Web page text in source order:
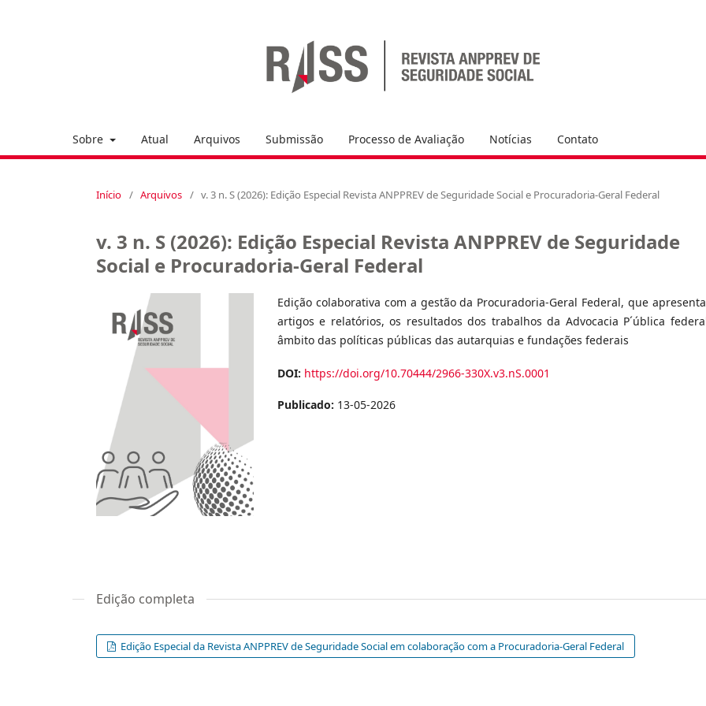
Sobre Atual Arquivos Submissão Processo de Avaliação Notícias Contato
Início / Arquivos / v. 3 n. S (2026): Edição Especial Revista ANPPREV de Seguridade Social e Procuradoria-Geral Federal
v. 3 n. S (2026): Edição Especial Revista ANPPREV de Seguridade
Social e Procuradoria-Geral Federal
Edição colaborativa com a gestão da Procuradoria-Geral Federal, que
artigos e relatórios, os resultados dos trabalhos da Advocacia P´ública
âmbito das políticas públicas das autarquias e fundações federais
DOI: https://doi.org/10.70444/2966-330X.v3.nS.0001
Publicado: 13-05-2026
Edição completa
Edição Especial da Revista ANPPREV de Seguridade Social em colaboração com a Procuradoria-Geral Federal